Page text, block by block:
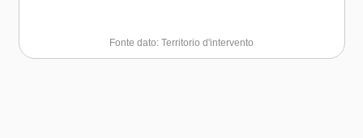
Fonte dato: Territorio d'intervento